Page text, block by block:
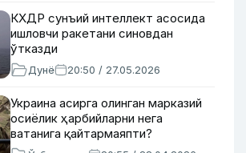
КХДР сунъий интеллект асосида
ишловчи ракетани синовдан
ўтказди
Дунё 20:50 / 27.05.2026
Украина асирга олинган марказий
осиёлик ҳарбийларни нега
ватанига қайтармаяпти?